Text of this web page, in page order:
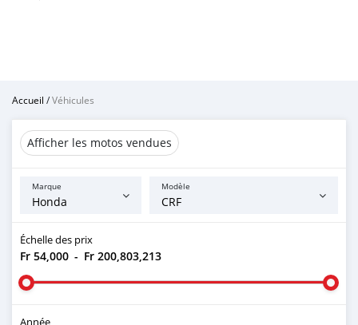
Accueil /Véhicules
Afficher les motos vendues
Marque Modèle
Échelle des prix
Fr 54,000 - Fr 200,803,213
Année